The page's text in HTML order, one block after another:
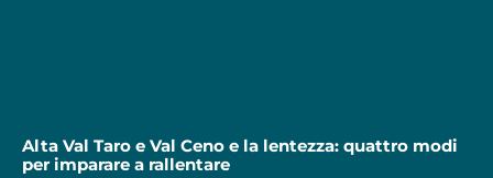
Alta Val Taro e Val Ceno e la lentezza: quattro modi
per imparare a rallentare